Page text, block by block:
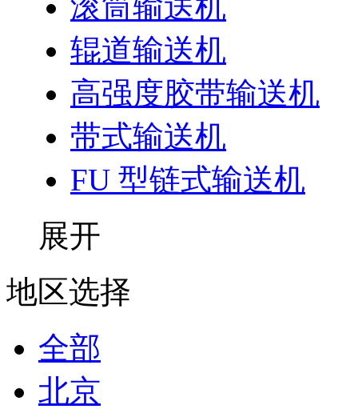
辊道输送机
高强度胶带输送机
带式输送机
FU 型链式输送机
展开
地区选择
全部
北京